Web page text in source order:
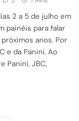
2 a 5 de julho em
painéis para falar
anos. Por
e da Panini. Ao
Panini, JBC,